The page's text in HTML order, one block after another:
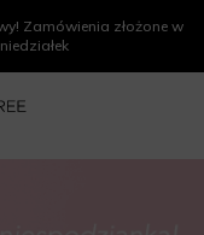
Zamówienia złożone w